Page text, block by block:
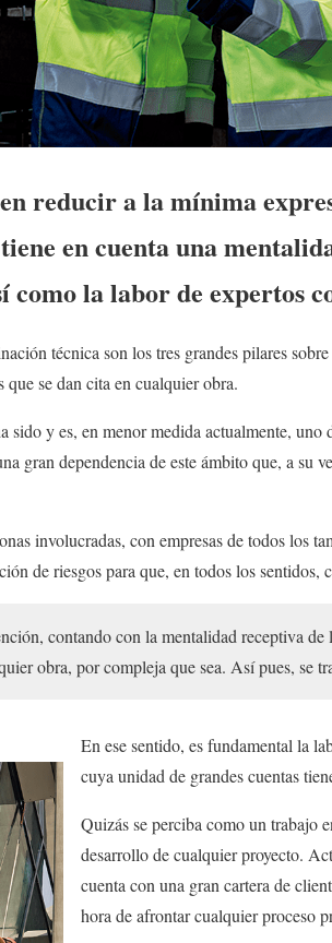
reducir a la mínima
en cuenta una
como la labor de expertos
técnica son los tres grandes pilares
se dan cita en cualquier obra.
sido y es, en menor medida actualmente,
gran dependencia de este ámbito que, a su
involucradas, con empresas de todos los
de riesgos para que, en todos los
contando con la mentalidad receptiva de
obra, por compleja que sea. Así pues, se
En ese sentido, es fundamental la
cuya unidad de grandes cuentas
Quizás se perciba como un trabajo
desarrollo de cualquier proyecto.
cuenta con una gran cartera de
hora de afrontar cualquier proceso